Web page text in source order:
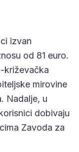
izvan
od 81 euro.
križevačka
mirovine
Nadalje, u
dobivaju
Zavoda za